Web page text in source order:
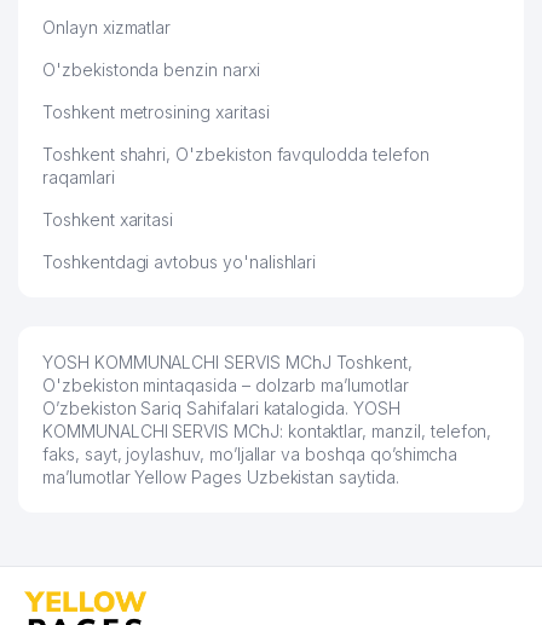
Onlayn xizmatlar
O'zbekistonda benzin narxi
Toshkent metrosining xaritasi
Toshkent shahri, O'zbekiston favqulodda telefon
raqamlari
Toshkent xaritasi
Toshkentdagi avtobus yo'nalishlari
YOSH KOMMUNALCHI SERVIS MChJ Toshkent,
O'zbekiston mintaqasida – dolzarb ma’lumotlar
O’zbekiston Sariq Sahifalari katalogida. YOSH
KOMMUNALCHI SERVIS MChJ: kontaktlar, manzil, telefon,
faks, sayt, joylashuv, mo’ljallar va boshqa qo’shimcha
ma’lumotlar Yellow Pages Uzbekistan saytida.